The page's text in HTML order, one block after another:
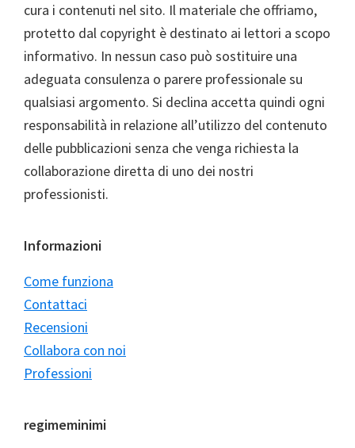
cura i contenuti nel sito. Il materiale che offriamo,
protetto dal copyright è destinato ai lettori a scopo
informativo. In nessun caso può sostituire una
adeguata consulenza o parere professionale su
qualsiasi argomento. Si declina accetta quindi ogni
responsabilità in relazione all’utilizzo del contenuto
delle pubblicazioni senza che venga richiesta la
collaborazione diretta di uno dei nostri
professionisti.
Informazioni
Come funziona
Contattaci
Recensioni
Collabora con noi
Professioni
regimeminimi